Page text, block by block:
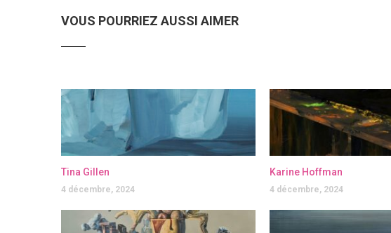
VOUS POURRIEZ AUSSI AIMER
Tina Gillen
4 décembre, 2024
Karine Hoffman
4 décembre, 2024